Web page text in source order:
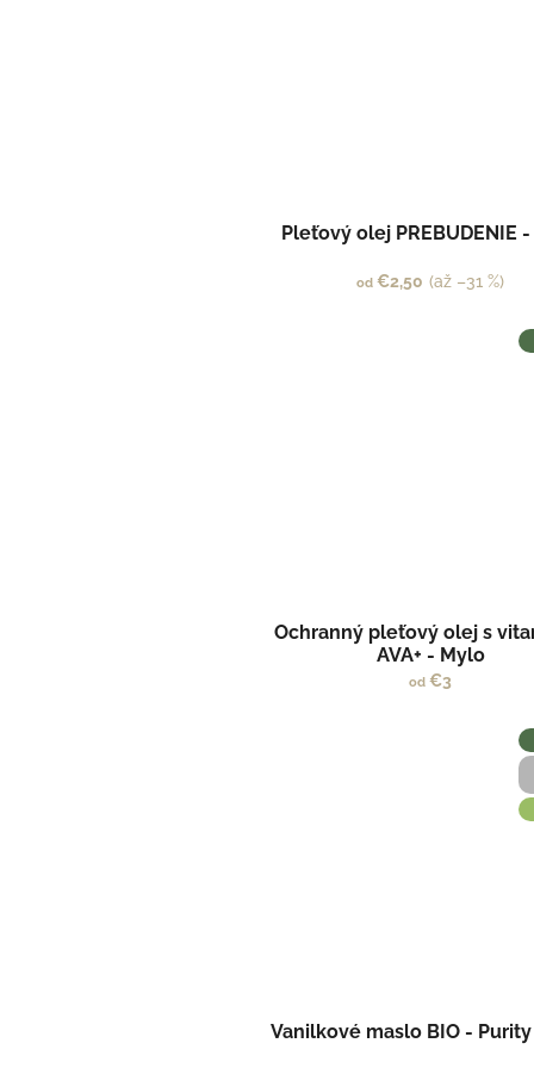
Pleťový olej PREBUDENIE
od €2,50 (až –31 %)
Ochranný pleťový olej s
AVA+ - Mylo
od €3
Vanilkové maslo BIO - Purity